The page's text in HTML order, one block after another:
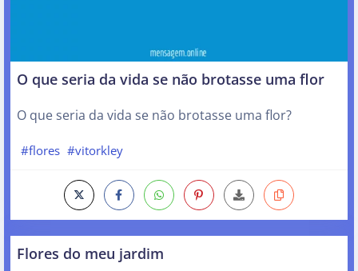
O que seria da vida se não brotasse uma flor
O que seria da vida se não brotasse uma flor?
#flores #vitorkley
Flores do meu jardim